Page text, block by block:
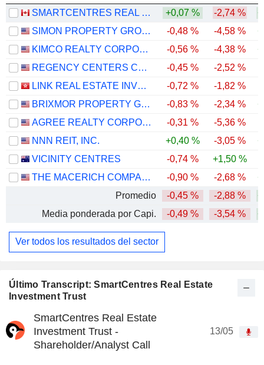
Último Transcript: SmartCentres Real Estate
Investment Trust
SmartCentres Real Estate
Investment Trust -
Shareholder/Analyst Call
13/05
SMARTCENTRES REAL ESTATE INVESTMENT TRUST +0,07 % -2,74 %
SIMON PROPERTY GROUP, INC.
-0,48 % -4,58 %
KIMCO REALTY CORPORATION
-0,56 % -4,38 %
REGENCY CENTERS CORPORATION
-0,45 % -2,52 %
LINK REAL ESTATE INVESTMENT TRUST
-0,72 % -1,82 %
BRIXMOR PROPERTY GROUP INC.
-0,83 % -2,34 %
AGREE REALTY CORPORATION
-0,31 % -5,36 %
NNN REIT, INC.
+0,40 % -3,05 %
VICINITY CENTRES
-0,74 % +1,50 %
THE MACERICH COMPANY
-0,90 % -2,68 %
Promedio
-0,45 % -2,88 %
Media ponderada por Capi.
-0,49 % -3,54 %
Ver todos los resultados del sector